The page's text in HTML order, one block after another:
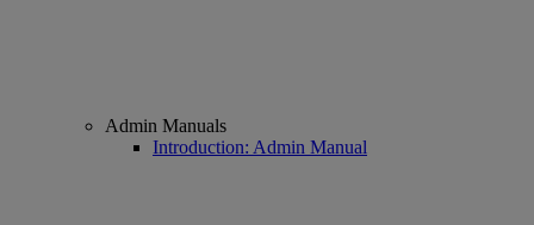
Admin Manuals
Introduction: Admin Manual